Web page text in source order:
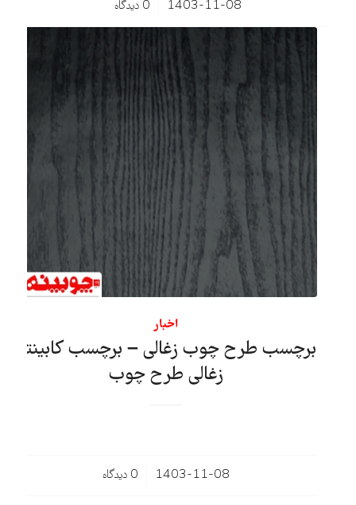
1403-11-08
/ 0 دیدگاه‌
اخبار
برچسب طرح چوب زغالی – برچسب کابینتی
زغالی طرح چوب
1403-11-08
/ 0 دیدگاه‌